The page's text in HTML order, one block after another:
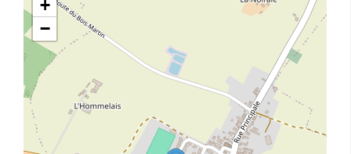
+
−